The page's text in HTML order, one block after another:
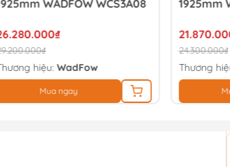
WADFOW WCS3A06
hiệu:WadFow
Mua ngay
Thương